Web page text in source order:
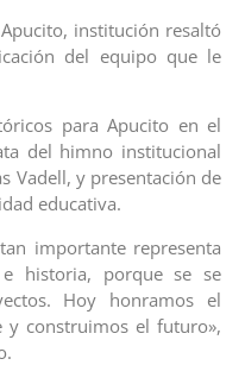
institución resaltó
del equipo que le
para Apucito en el
del himno institucional
Vadell, y presentación de
educativa.
importante representa
historia, porque se se
Hoy honramos el
y construimos el futuro»,